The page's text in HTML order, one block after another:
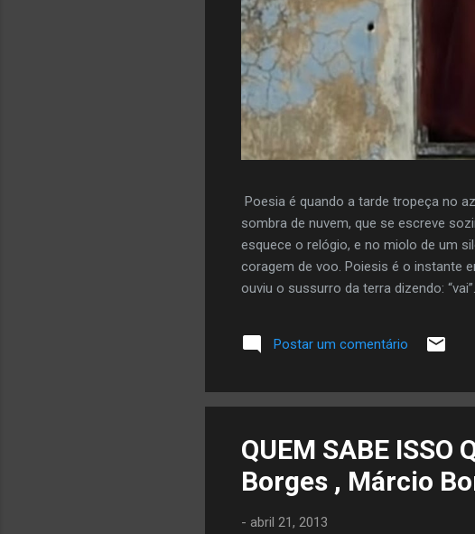
Poesia é quando a tarde tropeça no
sombra de nuvem, que se escreve
esquece o relógio, e no miolo de um
coragem de voo. Poiesis é o instante
ouviu o sussurro da terra dizendo:
Postar um comentário
QUEM SABE ISSO
Borges , Márcio
- abril 21, 2013